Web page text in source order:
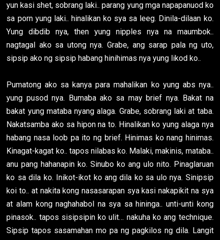
yun kasi shet, sobrang laki.. parang yung mga napapanuod ko
sa porn yung laki.. hinalikan ko sya sa leeg. Dinila-dilaan ko.
Yung dibdib nya, then yung nipples nya na maumbok..
nagtagal ako sa utong nya. Grabe, ang sarap pala ng uto,
sipsip ako ng sipsip habang hinihimas nya yung likod ko..
Pumatong ako sa kanya para mahalikan ko yung abs nya..
yung pusod nya. Bumaba ako sa may brief nya. Bakat na
bakat yung mataba nyang alaga. Grabe, sobrang laki at taba.
Nakatsamba ako sa hipon na to. Hinalikan ko yung alaga nya
habang nasa loob pa ito ng brief. Hinimas ko nang hinimas.
Kinagat-kagat ko.. tapos nilabas ko. Malaki, makinis, mataba..
anu pang hahanapin ko. Sinubo ko ang ulo nito. Pinaglaruan
ko sa dila ko. Inikot-ikot ko ang dila ko sa ulo nya. Sinipsip
koi to.. at nakita kong nasasarapan sya kasi nakapikit na sya
at alam kong naghahabol na sya sa hininga.. unti-unti kong
pinasok.. tapos sisipsipin ko ulit… nakuha ko ang technique.
Sipsip tapos sasamahan mo pa ng pagkilos ng dila. Langit